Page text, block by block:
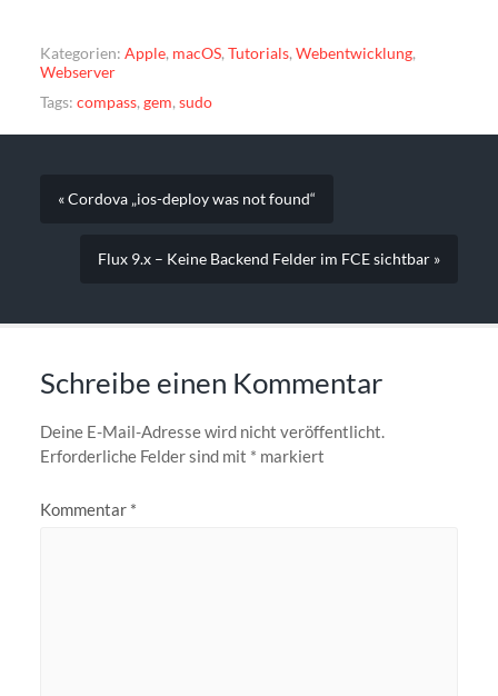
Kategorien: Apple, macOS, Tutorials, Webentwicklung,
Webserver
Tags: compass, gem, sudo
« Cordova „ios-deploy was not found“
Flux 9.x – Keine Backend Felder im FCE sichtbar »
Schreibe einen Kommentar
Deine E-Mail-Adresse wird nicht veröffentlicht.
Erforderliche Felder sind mit * markiert
Kommentar *